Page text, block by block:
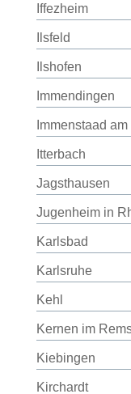
Iffezheim
Ilsfeld
Ilshofen
Immendingen
Immenstaad
Itterbach
Jagsthausen
Jugenheim in
Karlsbad
Karlsruhe
Kehl
Kernen im
Kiebingen
Kirchardt